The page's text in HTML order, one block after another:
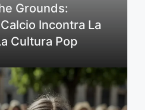
Grounds:
Incontra La
Cultura Pop